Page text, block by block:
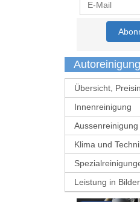
Autoreinigung
Übersicht,
Innenreinigung
Aussenreinigung
Klima und
Leistung in